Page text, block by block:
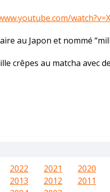
au Japon et nommé
crêpes au matcha avec
2022 2021 2020
2013 2012 2011